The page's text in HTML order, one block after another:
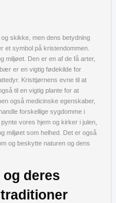
skikke, men dens betydning
et symbol på kristendommen.
miljøet. Den er en af de få arter,
er en vigtig fødekilde for
Kristtjørnens evne til at
til en vigtig plante for at
også medicinske egenskaber,
forskellige sygdomme i
vores hjem og kirker i julen,
miljøet som helhed. Det er også
og beskytte naturen og dens
deres